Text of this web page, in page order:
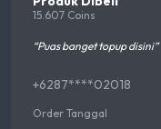
15.607 Coins
“Puas banget topup disini”
+6287****02018
Order Tanggal